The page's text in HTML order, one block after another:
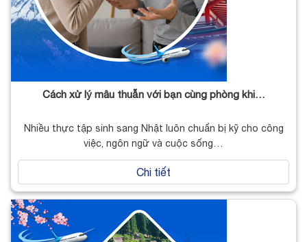
Cách xử lý mâu thuẫn với bạn cùng phòng khi…
Nhiều thực tập sinh sang Nhật luôn chuẩn bị kỹ cho công
việc, ngôn ngữ và cuộc sống…
Chi tiết